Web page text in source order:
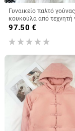
Γυναικείο παλτό
κουκούλα από τεχνητή
αλεπούς, μακριά μανίκια,
βρετανικό στυλ για
χειμώνα
97.50 €